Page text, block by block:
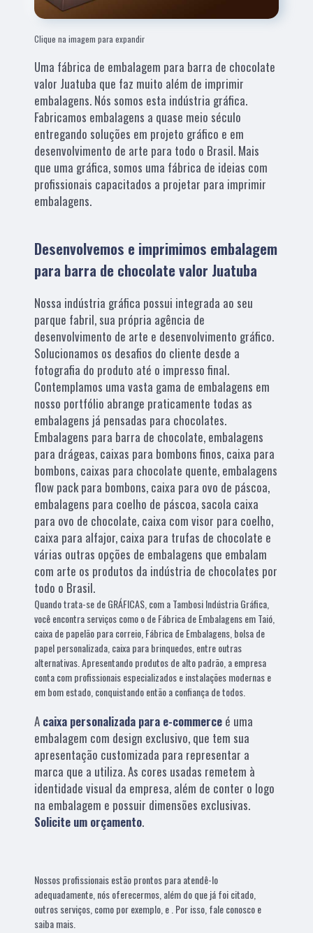
Clique na imagem para expandir
Uma fábrica de embalagem para barra de chocolate
valor Juatuba que faz muito além de imprimir
embalagens. Nós somos esta indústria gráfica.
Fabricamos embalagens a quase meio século
entregando soluções em projeto gráfico e em
desenvolvimento de arte para todo o Brasil. Mais
que uma gráfica, somos uma fábrica de ideias com
profissionais capacitados a projetar para imprimir
embalagens.
Desenvolvemos e imprimimos embalagem
para barra de chocolate valor Juatuba
Nossa indústria gráfica possui integrada ao seu
parque fabril, sua própria agência de
desenvolvimento de arte e desenvolvimento gráfico.
Solucionamos os desafios do cliente desde a
fotografia do produto até o impresso final.
Contemplamos uma vasta gama de embalagens em
nosso portfólio abrange praticamente todas as
embalagens já pensadas para chocolates.
Embalagens para barra de chocolate, embalagens
para drágeas, caixas para bombons finos, caixa para
bombons, caixas para chocolate quente, embalagens
flow pack para bombons, caixa para ovo de páscoa,
embalagens para coelho de páscoa, sacola caixa
para ovo de chocolate, caixa com visor para coelho,
caixa para alfajor, caixa para trufas de chocolate e
várias outras opções de embalagens que embalam
com arte os produtos da indústria de chocolates por
todo o Brasil.
Quando trata-se de GRÁFICAS, com a Tambosi Indústria Gráfica,
você encontra serviços como o de Fábrica de Embalagens em Taió,
caixa de papelão para correio, Fábrica de Embalagens, bolsa de
papel personalizada, caixa para brinquedos, entre outras
alternativas. Apresentando produtos de alto padrão, a empresa
conta com profissionais especializados e instalações modernas e
em bom estado, conquistando então a confiança de todos.
A caixa personalizada para e-commerce é uma
embalagem com design exclusivo, que tem sua
apresentação customizada para representar a
marca que a utiliza. As cores usadas remetem à
identidade visual da empresa, além de conter o logo
na embalagem e possuir dimensões exclusivas.
Solicite um orçamento.
Nossos profissionais estão prontos para atendê-lo
adequadamente, nós oferecermos, além do que já foi citado,
outros serviços, como por exemplo, e . Por isso, fale conosco e
saiba mais.